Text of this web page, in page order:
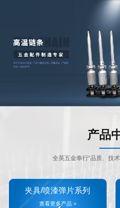
产品
全英五金奉行“品质、技
夹具/喷漆弹片系列
查看更多产品 >